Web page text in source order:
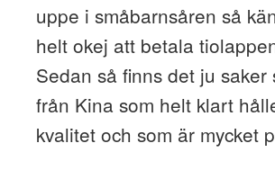
uppe i småbarnsåren så
helt okej att betala
Sedan så finns det ju saker
från Kina som helt klart
kvalitet och som är mycket